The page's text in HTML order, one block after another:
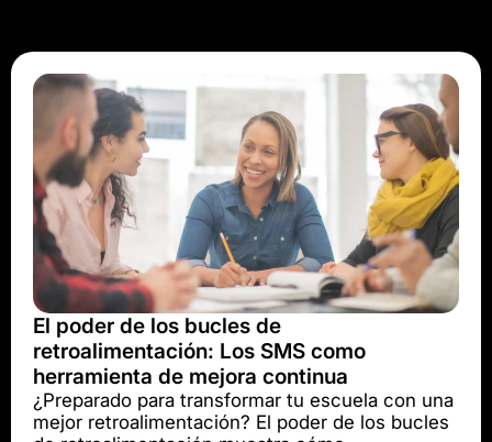
El poder de los bucles de
retroalimentación: Los SMS como
herramienta de mejora continua
¿Preparado para transformar tu escuela con una
mejor retroalimentación? El poder de los bucles